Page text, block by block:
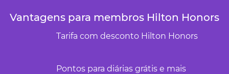
Vantagens para membros Hilton Honors
Tarifa com desconto Hilton Honors
Pontos para diárias grátis e mais